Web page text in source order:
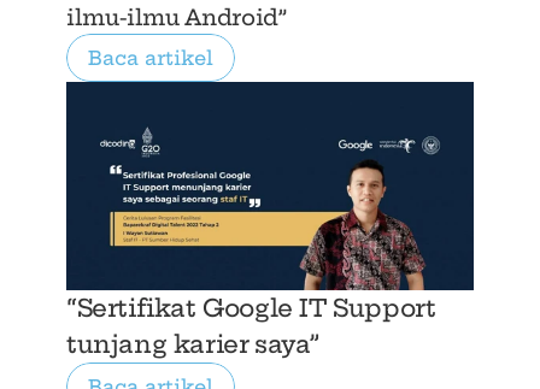
ilmu-ilmu Android”
Baca artikel
“Sertifikat Google IT Support
tunjang karier saya”